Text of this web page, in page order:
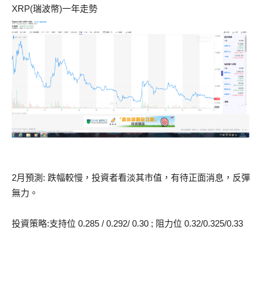
XRP(瑞波幣)一年走勢
2月預測: 跌幅較慢，投資者看淡其市值，有待正面消息，反彈
無力。
投資策略:支持位 0.285 / 0.292/ 0.30 ; 阻力位 0.32/0.325/0.33